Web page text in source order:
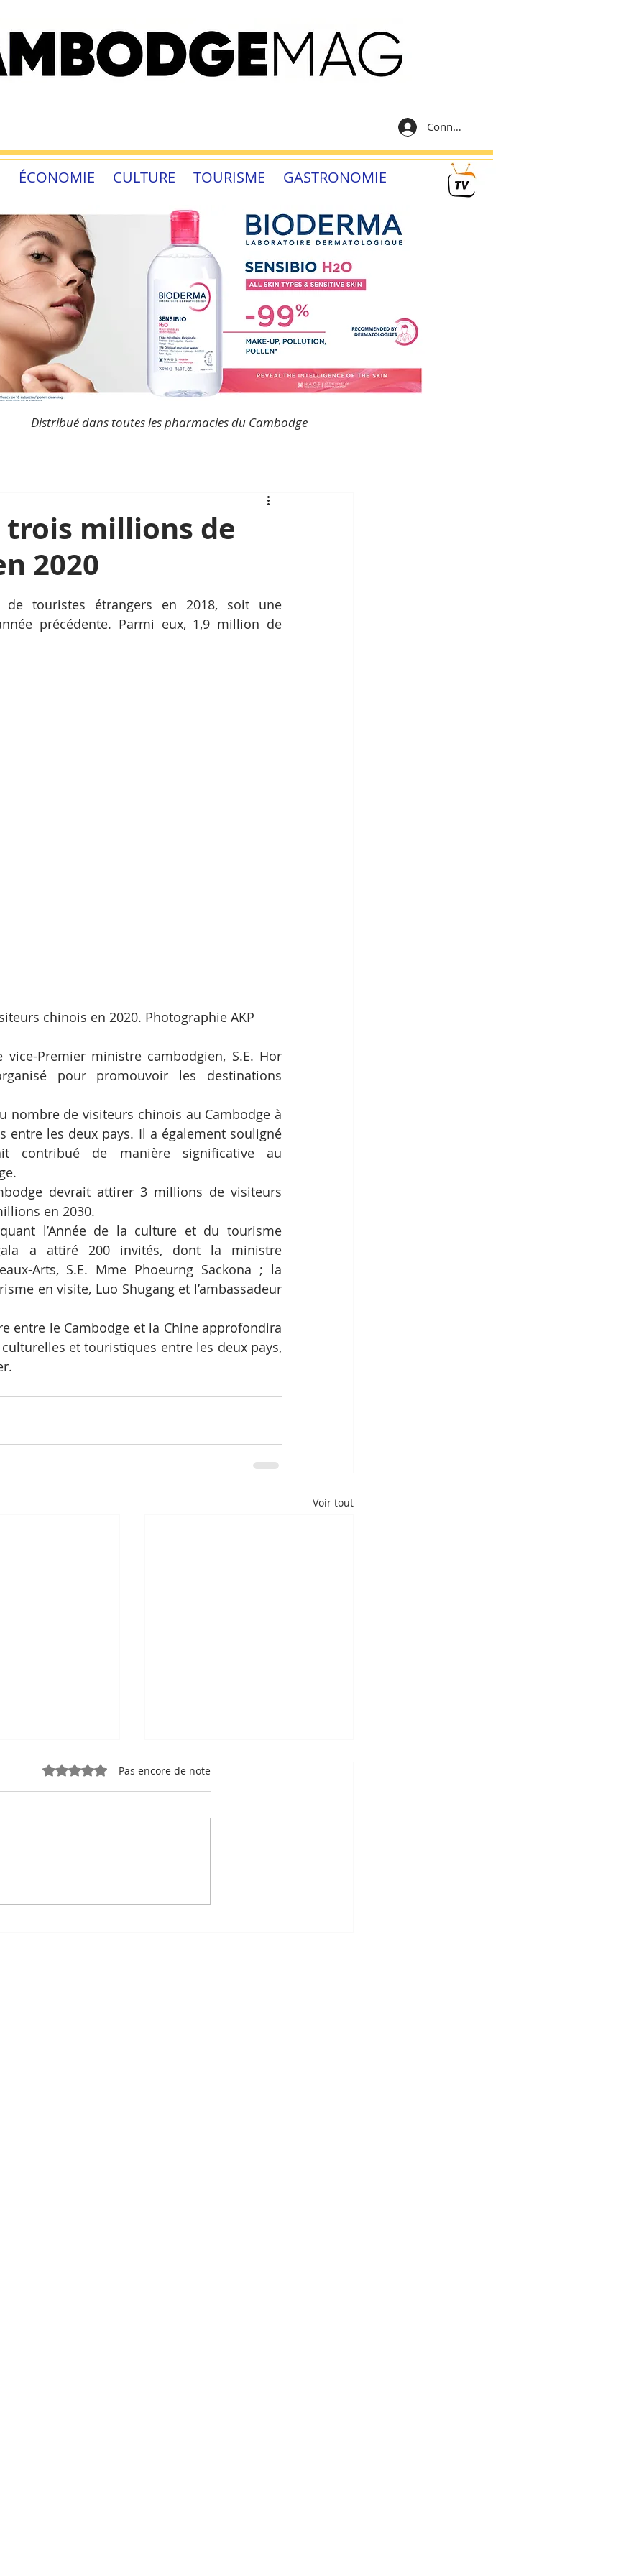
Connexion
ÉCONOMIE CULTURE TOURISME GASTRONOMIE
Distribué dans toutes les pharmacies du Cambodge
millions de
2020
touristes étrangers en 2018, soit une
précédente. Parmi eux, 1,9 million de
chinois en 2020. Photographie AKP
Premier ministre cambodgien, S.E. Hor
pour promouvoir les destinations
nombre de visiteurs chinois au Cambodge à
entre les deux pays. Il a également souligné
contribué de manière significative au
devrait attirer 3 millions de visiteurs
en 2030.
l’Année de la culture et du tourisme
a attiré 200 invités, dont la ministre
Arts, S.E. Mme Phoeurng Sackona ; la
en visite, Luo Shugang et l’ambassadeur
entre le Cambodge et la Chine approfondira
et touristiques entre les deux pays,
Voir tout
a survécu en dessinant le
Noté 0 étoile sur 5.Pas encore de note